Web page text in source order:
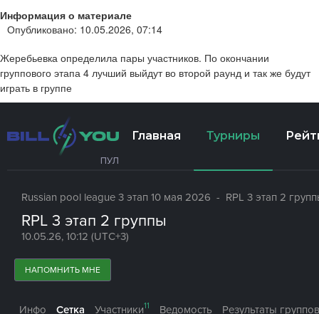
Информация о материале
Опубликовано: 10.05.2026, 07:14
Жеребьевка определила пары участников. По окончании
группового этапа 4 лучший выйдут во второй раунд и так же будут
играть в группе